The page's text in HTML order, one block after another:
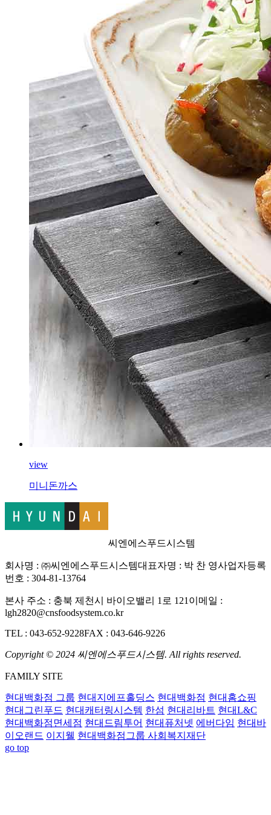
view
미니돈까스
씨엔에스푸드시스템
회사명 : ㈜씨엔에스푸드시스템대표자명 : 박 찬 영사업자등록
번호 : 304-81-13764
본사 주소 : 충북 제천시 바이오밸리 1로 121 이메일 :
lgh2820@cnsfoodsystem.co.kr
TEL : 043-652-9228FAX : 043-646-9226
Copyright © 2024 씨엔에스푸드시스템. All rights reserved.
FAMILY SITE
현대백화점 그룹 현대지에프홀딩스 현대백화점 현대홈쇼핑
현대그린푸드 현대캐터링시스템 한섬 현대리바트 현대L&C
현대백화점면세점 현대드림투어 현대퓨처넷 에버다임 현대바
이오랜드 이지웰 현대백화점그룹 사회복지재단
go top